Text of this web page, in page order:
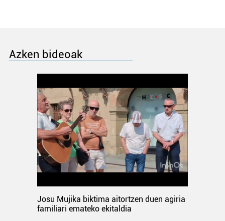
Azken bideoak
Josu Mujika biktima aitortzen duen agiria
familiari emateko ekitaldia